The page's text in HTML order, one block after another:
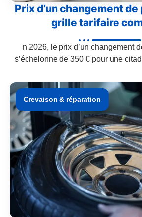
Prix d’un changement
grille tarifaire
n 2026, le prix d’un changement
s’échelonne de 350 € pour une
Crevaison & réparation